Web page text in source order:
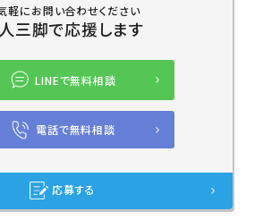
軽にお問い合わせください
三脚で応援します
LINEで無料相談
電話で無料相談
応募する